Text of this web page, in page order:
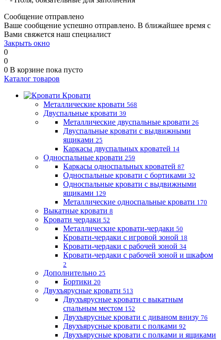
Сообщение отправлено
Ваше сообщение успешно отправлено. В ближайшее время с
Вами свяжется наш специалист
Закрыть окно
0
0
0 В корзине пока пусто
Каталог товаров
Кровати
Металлические кровати 568
Двуспальные кровати 39
Металлические двуспальные кровати 26
Двуспальные кровати с выдвижными
ящиками 25
Каркасы двуспальных кроватей 14
Односпальные кровати 259
Каркасы односпальных кроватей 87
Односпальные кровати с бортиками 32
Односпальные кровати с выдвижными
ящиками 129
Металлические односпальные кровати 170
Выкатные кровати 8
Кровати чердаки 52
Металлические кровати-чердаки 50
Кровати-чердаки с игровой зоной 18
Кровати-чердаки с рабочей зоной 34
Кровати-чердаки с рабочей зоной и шкафом
2
Дополнительно 25
Бортики 20
Двухъярусные кровати 513
Двухъярусные кровати с выкатным
спальным местом 152
Двухъярусные кровати с диваном внизу 76
Двухъярусные кровати с полками 92
Двухъярусные кровати с полками и ящиками